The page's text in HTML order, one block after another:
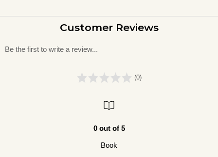
Customer Reviews
Be the first to write a review...
(0)
0 out of 5
Book